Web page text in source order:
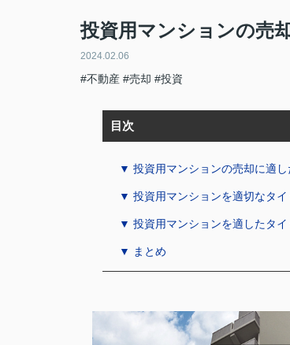
投資用マンションの売
2024.02.06
#不動産 #売却 #投資
目次
▼ 投資用マンションの売却に適し
▼ 投資用マンションを適切なタ
▼ 投資用マンションを適したタ
▼ まとめ